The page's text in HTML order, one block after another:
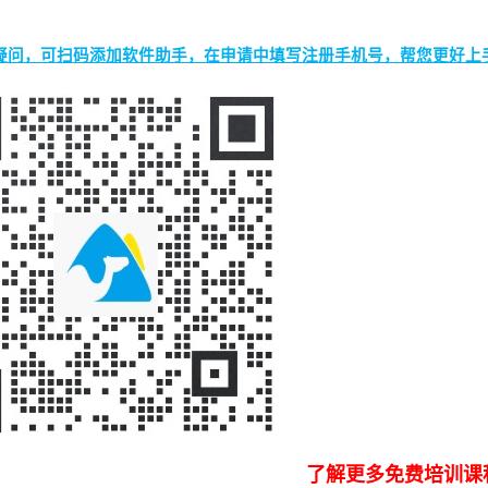
问，可扫码添加软件助手，在申请中填写注册手机号，帮您更好上
了解更多免费培训课